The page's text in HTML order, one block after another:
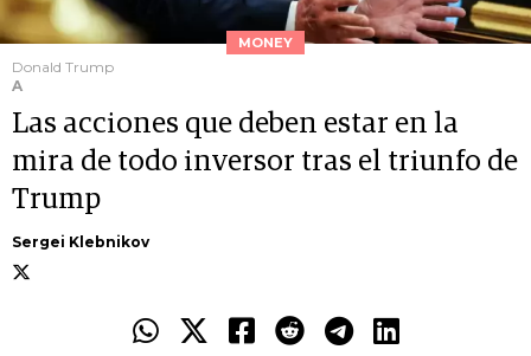
MONEY
Donald Trump
A
Las acciones que deben estar en la
mira de todo inversor tras el triunfo de
Trump
Sergei Klebnikov